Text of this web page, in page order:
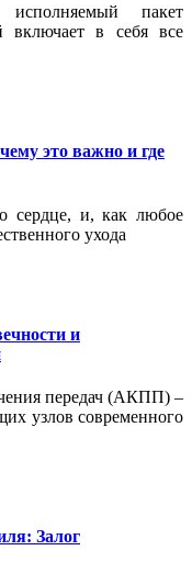
пакет
включает в себя все
это важно и где
сердце, и, как любое
ухода
и
передач (АКПП) –
узлов современного
Залог